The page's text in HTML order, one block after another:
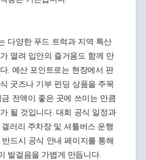
다양한 푸드 트럭과 지역 특산
열려 입안의 즐거움도 함께 만
. 예산 포인트로는 현장에서 판
굿즈나 기부 펀딩 상품을 주목
전액이 좋은 곳에 쓰이는 만큼
될 것입니다. 대회 공식 일정과
러리 주차장 및 셔틀버스 운행
드시 공식 안내 페이지를 통해
발걸음을 가볍게 만듭니다.